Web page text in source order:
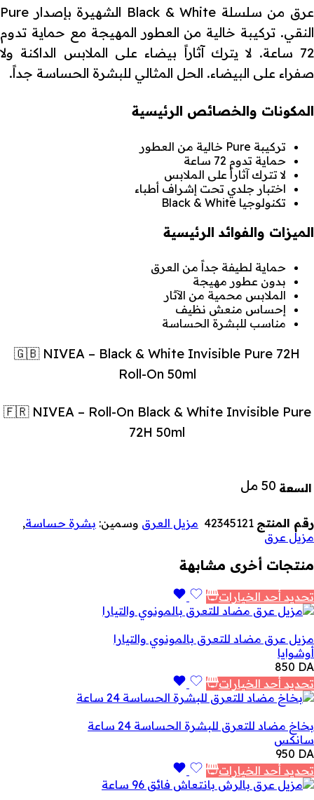
عرق من سلسلة Black & White الشهيرة بإصدار Pure
النقي. تركيبة خالية من العطور المهيجة مع حماية تدوم
72 ساعة. لا يترك آثاراً بيضاء على الملابس الداكنة ولا
صفراء على البيضاء. الحل المثالي للبشرة الحساسة جداً.
المكونات والخصائص الرئيسية
تركيبة Pure خالية من العطور
حماية تدوم 72 ساعة
لا تترك آثاراً على الملابس
اختبار جلدي تحت إشراف أطباء
تكنولوجيا Black & White
الميزات والفوائد الرئيسية
حماية لطيفة جداً من العرق
بدون عطور مهيجة
الملابس محمية من الآثار
إحساس منعش نظيف
مناسب للبشرة الحساسة
🇬🇧 NIVEA – Black & White Invisible Pure 72H
Roll-On 50ml
🇫🇷 NIVEA – Roll-On Black & White Invisible Pure
72H 50ml
السعة 50 مل
رقم المنتج 42345121 مزيل العرق وسمين: بشرة حساسة,
مزيل عرق
منتجات أخرى مشابهة
تحديد أحد الخيارات
مزيل عرق مضاد للتعرق بالمونوي والتيارا
أوشوايا
850 DA
تحديد أحد الخيارات
بخاخ مضاد للتعرق للبشرة الحساسة 24 ساعة
سانكس
950 DA
تحديد أحد الخيارات